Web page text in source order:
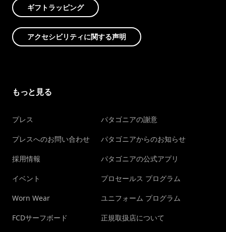
ギフトラッピング
アクセシビリティに関する声明
もっと見る
プレス
プレスへのお問い合わせ
採用情報
イベント
Worn Wear
FCDサーフボード
パタゴニアの謝意
パタゴニアからのお知らせ
パタゴニアの公式アプリ
プロセールス プログラム
ユニフォーム プログラム
正規取扱店について